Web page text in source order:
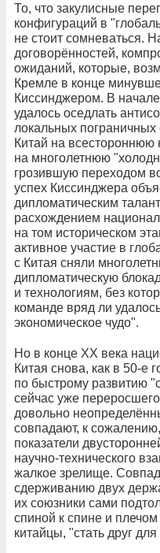
То, что закулисные
конфигураций в
не стоит сомневаться.
договорённостей,
ожиданий, которые,
Кремле в конце
Киссинджером. В
удалось оседлать
локальных
Китай на
на многолетнюю
грозившую переходом
успех Киссинджера
дипломатическим
расхождением
на том историческом
активное участие в
с Китая сняли
дипломатическую
и технологиям, без
команде вряд ли
экономическое чудо".
Но в конце ХХ века
Китая снова, как в 50-е
по быстрому развитию
сейчас уже
довольно
совпадают, к
показатели
научно-технического
жалкое зрелище.
сдерживанию двух
их союзники сами
спиной к спине и плечом
китайцы, "стать друг